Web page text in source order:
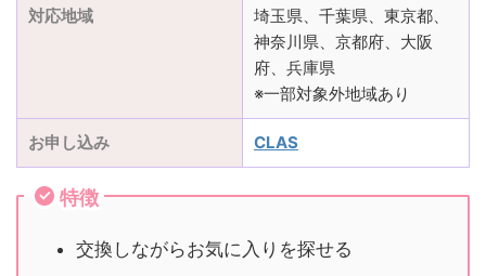
対応地域
埼玉県、千葉県、東京都、
神奈川県、京都府、大阪
府、兵庫県
※一部対象外地域あり
お申し込み CLAS
特徴
交換しながらお気に入りを探せる